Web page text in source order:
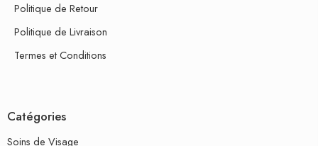
Politique de Retour
Politique de Livraison
Termes et Conditions
Catégories
Soins de Visage